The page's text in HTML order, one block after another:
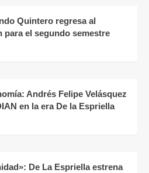
Quintero regresa al
para el segundo semestre
Andrés Felipe Velásquez
en la era De la Espriella
De La Espriella estrena